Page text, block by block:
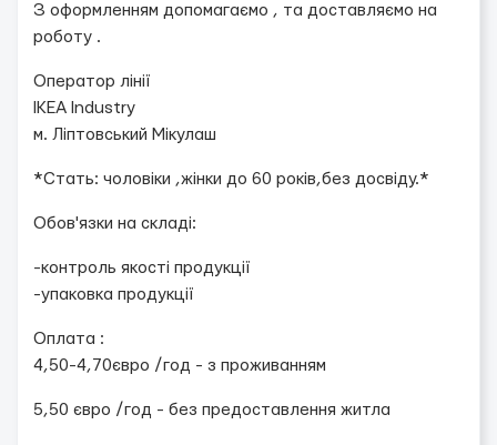
З оформленням допомагаємо , та доставляємо на
роботу .
Оператор лінії
IKEA Industry
м. Ліптовський Мікулаш
*Стать: чоловіки ,жінки до 60 років,без досвіду.*
Обов'язки на складі:
-контроль якості продукції
-упаковка продукції
Оплата :
4,50-4,70євро /год - з проживанням
5,50 євро /год - без предоставлення житла